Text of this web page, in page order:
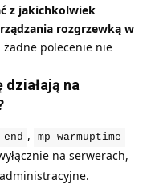
z jakichkolwiek
rozgrzewką w
żadne polecenie nie
na
, mp_warmuptime
na serwerach,